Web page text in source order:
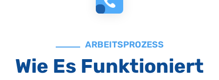
ARBEITSPROZESS
Wie Es Funktioniert